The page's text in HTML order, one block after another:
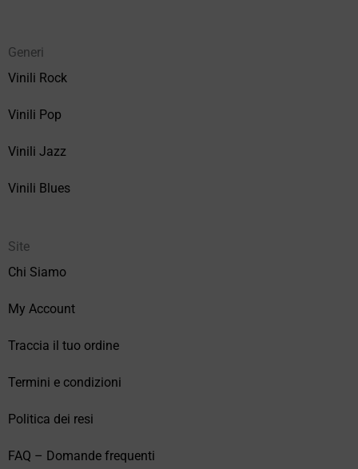
Generi
Vinili Rock
Vinili Pop
Vinili Jazz
Vinili Blues
Site
Chi Siamo
My Account
Traccia il tuo ordine
Termini e condizioni
Politica dei resi
FAQ – Domande frequenti